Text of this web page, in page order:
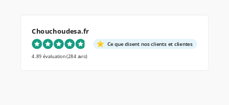
Chouchoudesa.fr
Ce que disent nos clients et clientes
4.89 évaluation(284 avis)